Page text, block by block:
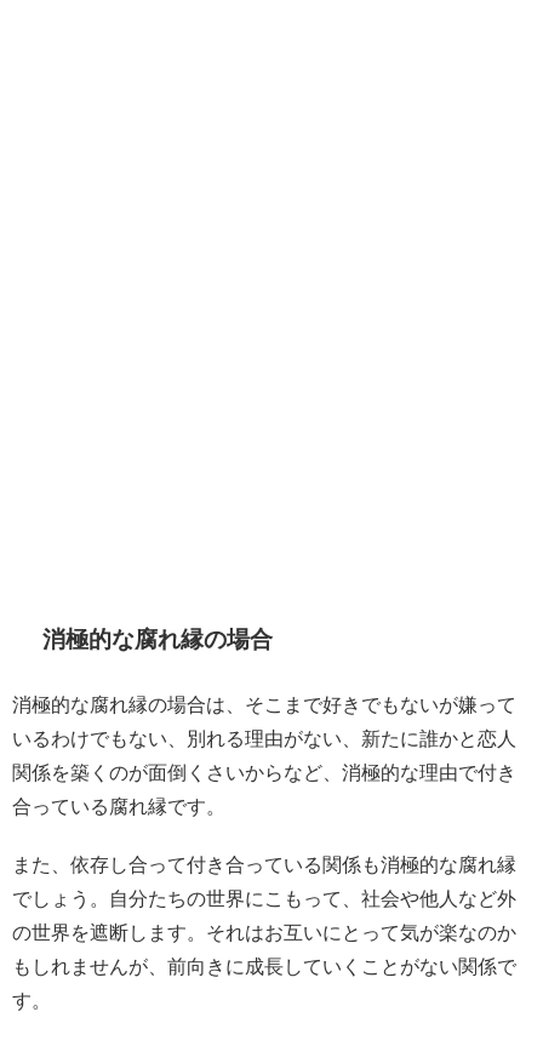
消極的な腐れ縁の場合
消極的な腐れ縁の場合は、そこまで好きでもないが嫌って
いるわけでもない、別れる理由がない、新たに誰かと恋人
関係を築くのが面倒くさいからなど、消極的な理由で付き
合っている腐れ縁です。
また、依存し合って付き合っている関係も消極的な腐れ縁
でしょう。自分たちの世界にこもって、社会や他人など外
の世界を遮断します。それはお互いにとって気が楽なのか
もしれませんが、前向きに成長していくことがない関係で
す。